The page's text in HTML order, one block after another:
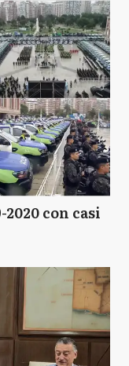
con casi